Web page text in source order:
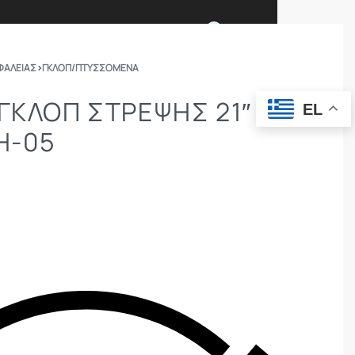
ΣΩΜΑΤΑ ΑΣΦΑΛΕΙΑΣ
›ΓΚΛΌΠ/ΠΤΥΣΣΌΜΕΝΑ
ΣΤΡΈΨΗΣ 21″ 23″
05
EL